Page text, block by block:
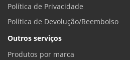
Política de Privacidade
Política de Devolução/Reembolso
Outros serviços
Produtos por marca